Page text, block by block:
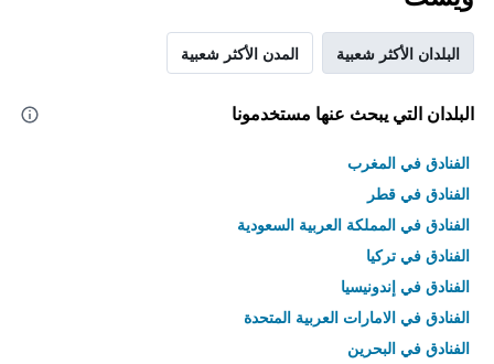
البلدان الأكثر شعبية المدن الأكثر شعبية
البلدان التي يبحث عنها مستخدمونا
الفنادق في المغرب
الفنادق في قطر
الفنادق في المملكة العربية السعودية
الفنادق في تركيا
الفنادق في إندونيسيا
الفنادق في الامارات العربية المتحدة
الفنادق في البحرين